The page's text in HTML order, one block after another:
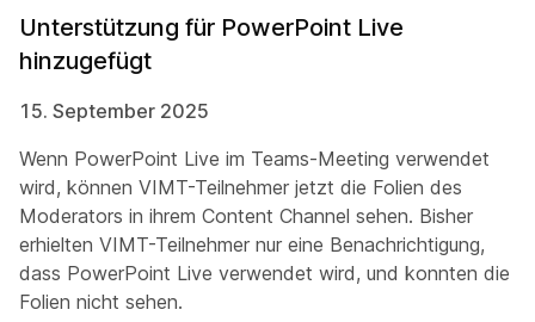
Unterstützung für PowerPoint Live
hinzugefügt
15. September 2025
Wenn PowerPoint Live im Teams-Meeting verwendet
wird, können VIMT-Teilnehmer jetzt die Folien des
Moderators in ihrem Content Channel sehen. Bisher
erhielten VIMT-Teilnehmer nur eine Benachrichtigung,
dass PowerPoint Live verwendet wird, und konnten die
Folien nicht sehen.